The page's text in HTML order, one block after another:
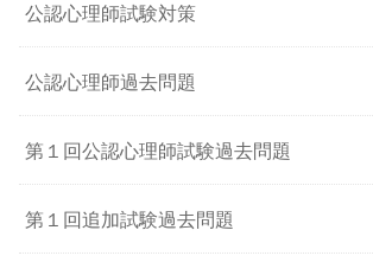
公認心理師試験対策
公認心理師過去問題
第１回公認心理師試験過去問題
第１回追加試験過去問題